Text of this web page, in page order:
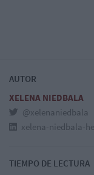
AUTOR
XELENA NIEDBALA
@xelenaniedbala
xelena-niedbala-
TIEMPO DE LECTURA